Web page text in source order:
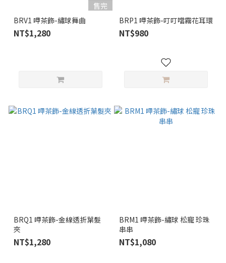
售完
BRV1 呷茶飾-繡球舞曲
NT$1,280
BRP1 呷茶飾-叮叮噹霧花耳環
NT$980
BRQ1 呷茶飾-金線透折葉髮
夾
NT$1,280
BRM1 呷茶飾-繡球 松寵 珍珠
串串
NT$1,080